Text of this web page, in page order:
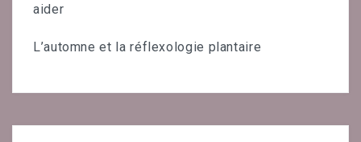
aider
L’automne et la réflexologie plantaire